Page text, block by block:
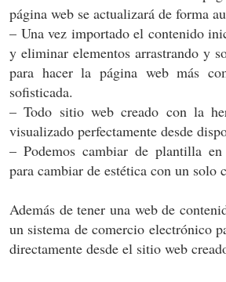
página web se actualizará de forma
– Una vez importado el contenido
y eliminar elementos arrastrando y
para hacer la página web más
sofisticada.
– Todo sitio web creado con la
visualizado perfectamente desde
– Podemos cambiar de plantilla
para cambiar de estética con un solo
Además de tener una web de
un sistema de comercio electrónico
directamente desde el sitio web